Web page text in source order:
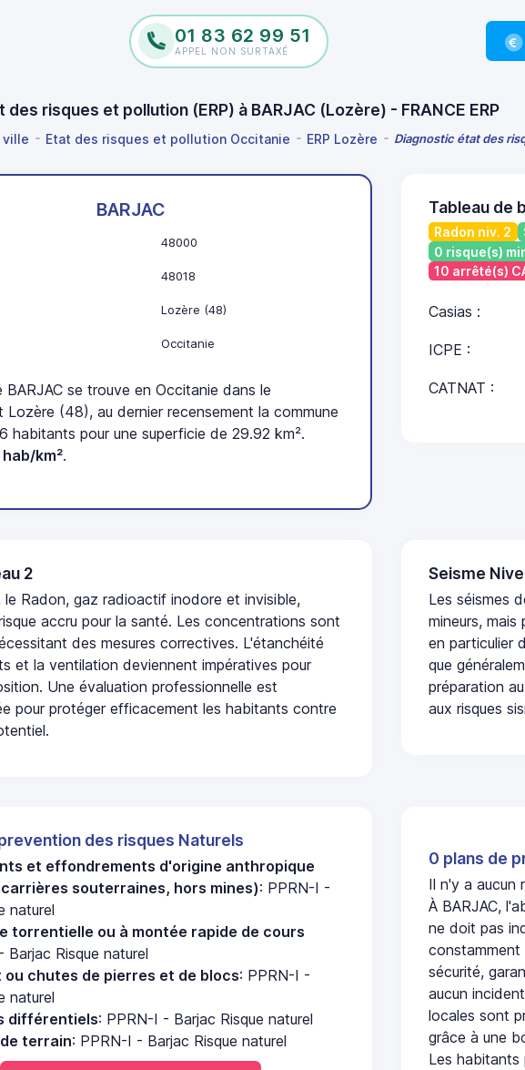
01 83 62 99 51
APPEL NON SURTAXÉ
risques et pollution (ERP) à BARJAC (Lozère) - FRANCE ERP
ville Etat des risques et pollution Occitanie ERP Lozère Diagnostic état des
BARJAC
48000
48018
Lozère (48)
Occitanie
BARJAC se trouve en Occitanie dans le
Lozère (48), au dernier recensement la commune
habitants pour une superficie de 29.92 km².
hab/km².
Tableau de
Radon niv. 2
0 risque(s)
10 arrêté(s)
Casias :
ICPE :
CATNAT :
2
le Radon, gaz radioactif inodore et invisible,
accru pour la santé. Les concentrations sont
des mesures correctives. L'étanchéité
et la ventilation deviennent impératives pour
Une évaluation professionnelle est
pour protéger efficacement les habitants contre
Seisme
Les séismes
mineurs,
en particulier
que
préparation
aux risques
des risques Naturels
et effondrements d'origine anthropique
souterraines, hors mines): PPRN-I -
naturel
torrentielle ou à montée rapide de cours
Barjac Risque naturel
ou chutes de pierres et de blocs: PPRN-I -
naturel
différentiels: PPRN-I - Barjac Risque naturel
terrain: PPRN-I - Barjac Risque naturel
0 plans de
Il n'y a aucun
À BARJAC,
ne doit pas
constamment
sécurité,
aucun
locales sont
grâce à une
Les habitants